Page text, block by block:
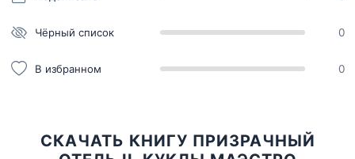
Чёрный список 0
В избранном 0
СКАЧАТЬ КНИГУ ПРИЗРАЧНЫЙ